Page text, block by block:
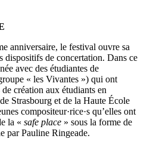
anniversaire, le festival ouvre sa
dispositifs de concertation. Dans ce
avec des étudiantes de
« les Vivantes ») qui ont
création aux étudiants en
Strasbourg et de la Haute École
compositeur·rice·s qu’elles ont
la « safe place » sous la forme de
par Pauline Ringeade.